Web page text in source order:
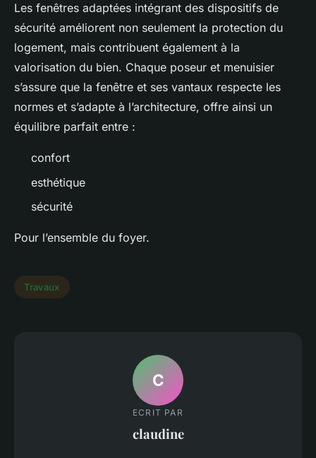
Les fenêtres adaptées intégrant des dispositifs de
sécurité améliorent non seulement la protection du
logement, mais contribuent également à la
valorisation du bien. Chaque poseur et menuisier
s’assure que la fenêtre et ses vantaux respecte les
normes et s’adapte à l’architecture, offre ainsi un
équilibre parfait entre :
confort
esthétique
sécurité
Pour l’ensemble du foyer.
Travaux
C
ECRIT PAR
claudine